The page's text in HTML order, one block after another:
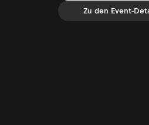
Zu den Event-